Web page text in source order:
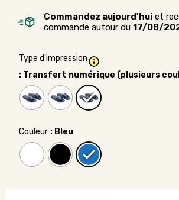
Commandez aujourd'hui et
commande autour du 17/08/
Type d'impression
: Transfert numérique (plusieurs
Couleur : Bleu